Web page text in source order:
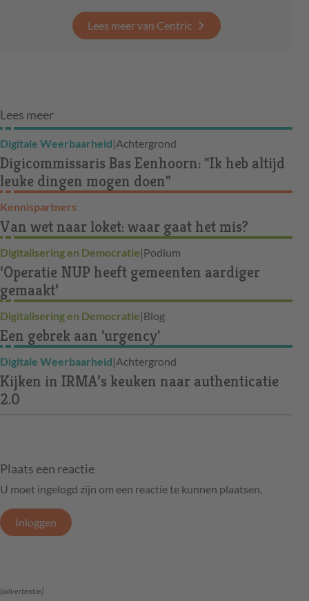
Lees meer van Centric
Lees meer
Digitale Weerbaarheid|Achtergrond
Digicommissaris Bas Eenhoorn: "Ik heb altijd
leuke dingen mogen doen"
Kennispartners
Van wet naar loket: waar gaat het mis?
Digitalisering en Democratie|Podium
‘Operatie NUP heeft gemeenten aardiger
gemaakt’
Digitalisering en Democratie|Blog
Een gebrek aan 'urgency'
Digitale Weerbaarheid|Achtergrond
Kijken in IRMA’s keuken naar authenticatie
2.0
Plaats een reactie
U moet ingelogd zijn om een reactie te kunnen plaatsen.
Inloggen
(advertentie)